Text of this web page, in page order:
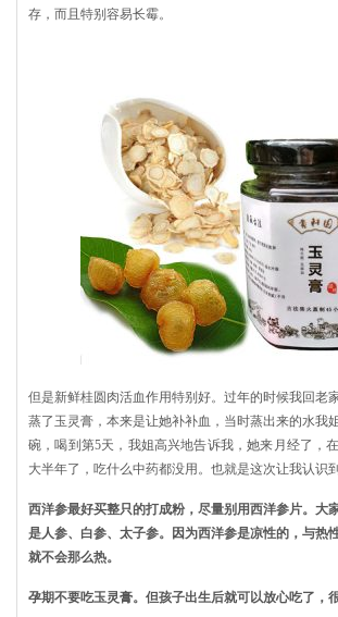
存，而且特别容易长霉。
但是新鲜桂圆肉活血作用特别好。过年的时候我回老
蒸了玉灵膏，本来是让她补补血，当时蒸出来的水我
碗，喝到第5天，我姐高兴地告诉我，她来月经了，
大半年了，吃什么中药都没用。也就是这次让我认识
西洋参最好买整只的打成粉，尽量别用西洋参片。大
是人参、白参、太子参。因为西洋参是凉性的，与热
就不会那么热。
孕期不要吃玉灵膏。但孩子出生后就可以放心吃了，很